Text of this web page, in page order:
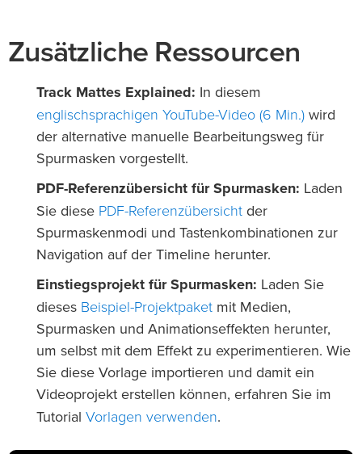
Zusätzliche Ressourcen
Track Mattes Explained: In diesem
englischsprachigen YouTube-Video (6 Min.) wird
der alternative manuelle Bearbeitungsweg für
Spurmasken vorgestellt.
PDF-Referenzübersicht für Spurmasken: Laden
Sie diese PDF-Referenzübersicht der
Spurmaskenmodi und Tastenkombinationen zur
Navigation auf der Timeline herunter.
Einstiegsprojekt für Spurmasken: Laden Sie
dieses Beispiel-Projektpaket mit Medien,
Spurmasken und Animationseffekten herunter,
um selbst mit dem Effekt zu experimentieren. Wie
Sie diese Vorlage importieren und damit ein
Videoprojekt erstellen können, erfahren Sie im
Tutorial Vorlagen verwenden.